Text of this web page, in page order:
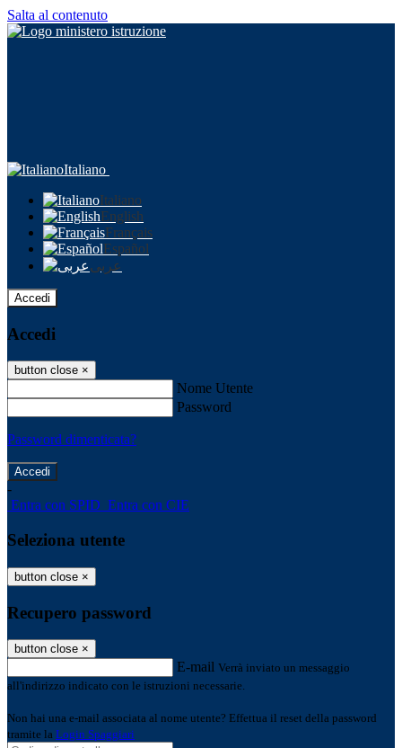
Salta al contenuto
Italiano
Italiano
English
Français
Español
عربى
Accedi
Accedi
button close ×
Nome Utente
Password
Password dimenticata?
-
Entra con SPID Entra con CIE
Seleziona utente
button close ×
Recupero password
button close ×
E-mail Verrà inviato un messaggio
all'indirizzo indicato con le istruzioni necessarie.
Non hai una e-mail associata al nome utente? Effettua il reset della password
tramite la Login Spaggiari